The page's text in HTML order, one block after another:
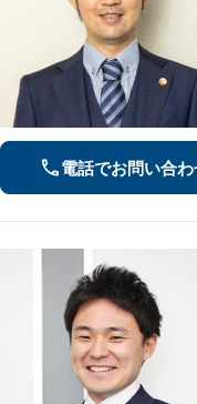
電話でお問い合わ